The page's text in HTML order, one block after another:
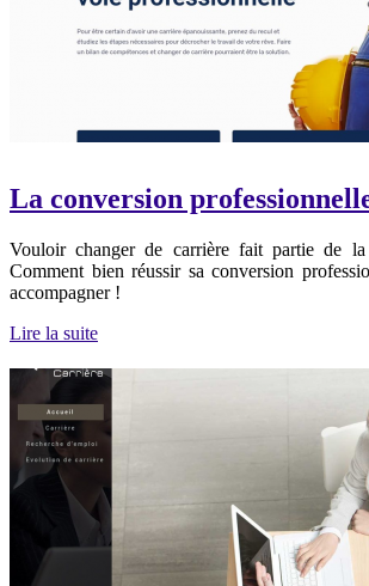
La conversion
Vouloir changer de carrière fait partie de la
Comment bien réussir sa conversion
accompagner !
Lire la suite